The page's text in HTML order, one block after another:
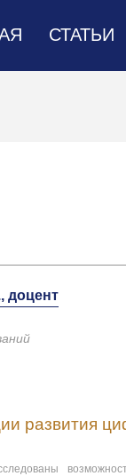
СТАТЬИ
доцент
развития